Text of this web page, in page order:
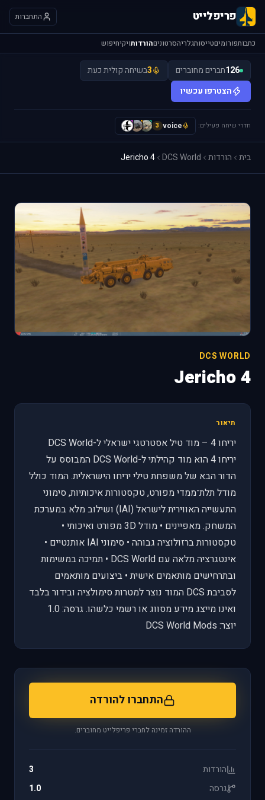
פריפלייט התחברות
כתבותפורומיםטייסותגלריהסרטוניםהורדותויקיחיפוש
126חברים מחוברים 3בשיחה קולית כעת
הצטרפו עכשיו
חדרי שיחה פעילים: voice
3
H
I
y
בית הורדות DCS World
Jericho 4
DCS WORLD
Jericho 4
תיאור
יריחו 4 – מוד טיל אסטרטגי ישראלי ל-DCS World
יריחו 4 הוא מוד קהילתי ל-DCS World המבוסס על
הדור הבא של משפחת טילי יריחו הישראלית. המוד כולל
מודל תלת־ממדי מפורט, טקסטורות איכותיות, סימוני
התעשייה האווירית לישראל (IAI) ושילוב מלא במערכת
המשחק. מאפיינים • מודל 3D מפורט ואיכותי •
טקסטורות ברזולוציה גבוהה • סימוני IAI אותנטיים •
אינטגרציה מלאה עם DCS World • תמיכה במשימות
ובתרחישים מותאמים אישית • ביצועים מותאמים
לסביבת DCS המוד נוצר למטרות סימולציה ובידור בלבד
ואינו מייצג מידע מסווג או רשמי כלשהו. גרסה: 1.0
יוצר: DCS World Mods
התחברו להורדה
ההורדה זמינה לחברי פריפלייט מחוברים.
הורדות
3
גרסה
1.0